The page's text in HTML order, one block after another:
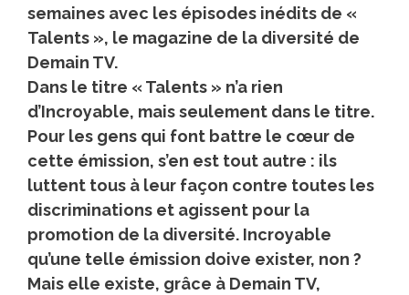
semaines avec les épisodes inédits de «
Talents », le magazine de la diversité de
Demain TV.
Dans le titre « Talents » n’a rien
d’Incroyable, mais seulement dans le titre.
Pour les gens qui font battre le cœur de
cette émission, s’en est tout autre : ils
luttent tous à leur façon contre toutes les
discriminations et agissent pour la
promotion de la diversité. Incroyable
qu’une telle émission doive exister, non ?
Mais elle existe, grâce à Demain TV,